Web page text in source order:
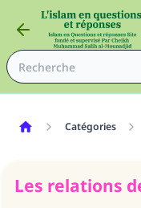
Catégories
Les relations